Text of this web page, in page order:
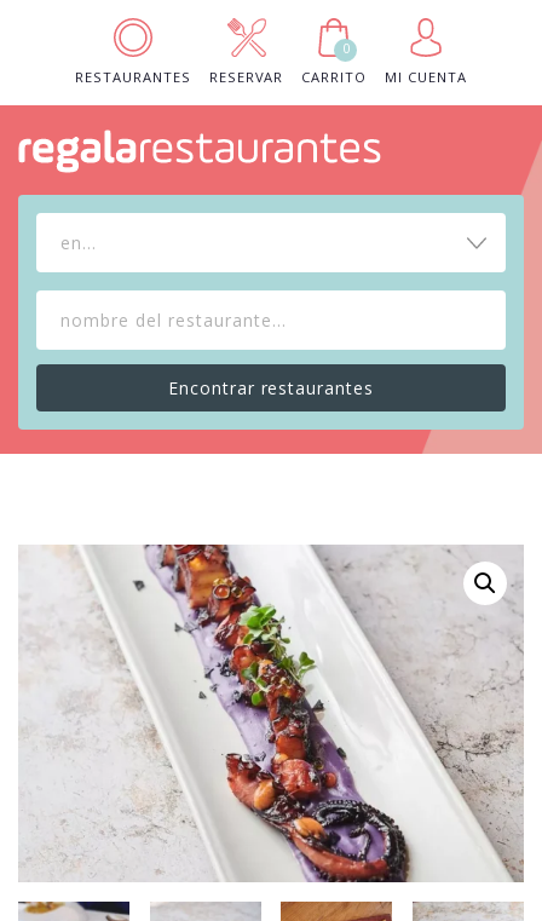
RESTAURANTES RESERVAR
0
CARRITO
MI CUENTA
en...